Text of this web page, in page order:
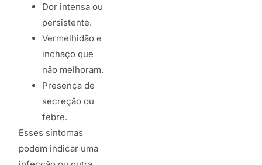
Dor intensa ou
persistente.
Vermelhidão e
inchaço que
não melhoram.
Presença de
secreção ou
febre.
Esses sintomas
podem indicar uma